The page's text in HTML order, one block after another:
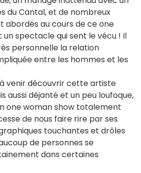
du Cantal, et de nombreux
abordés au cours de ce one
un spectacle qui sent le vécu ! Il
personnelle la relation
entre les hommes et les
à venir découvrir cette artiste
aussi déjanté et un peu loufoque,
one woman show totalement
de nous faire rire par ses
touchantes et drôles
de personnes se
dans certaines